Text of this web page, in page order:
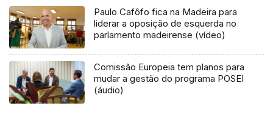
Paulo Cafôfo fica na Madeira para
liderar a oposição de esquerda no
parlamento madeirense (vídeo)
Comissão Europeia tem planos para
mudar a gestão do programa POSEI
(áudio)